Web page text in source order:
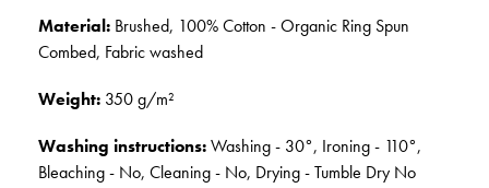
Material: Brushed, 100% Cotton - Organic Ring Spun
Combed, Fabric washed
Weight: 350 g/m²
Washing instructions:Washing - 30°, Ironing - 110°,
Bleaching - No, Cleaning - No, Drying - Tumble Dry No